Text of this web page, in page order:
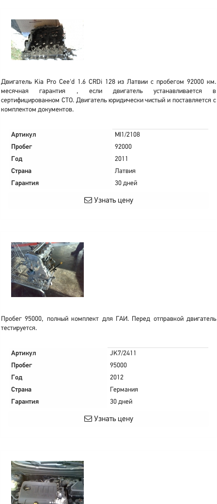
Двигатель Kia Pro Cee'd 1.6 CRDi 128 из Латвии с пробегом 92000 км.
месячная гарантия , если двигатель устанавливается в
сертифицированном СТО. Двигатель юридически чистый и поставляется с
комплектом документов.
Артикул
MI1/2108
Пробег
92000
Год
2011
Страна
Латвия
Гарантия
30 дней
Узнать цену
Пробег 95000, полный комплект для ГАИ. Перед отправкой двигатель
тестируется.
Артикул
JK7/2411
Пробег
95000
Год
2012
Страна
Германия
Гарантия
30 дней
Узнать цену